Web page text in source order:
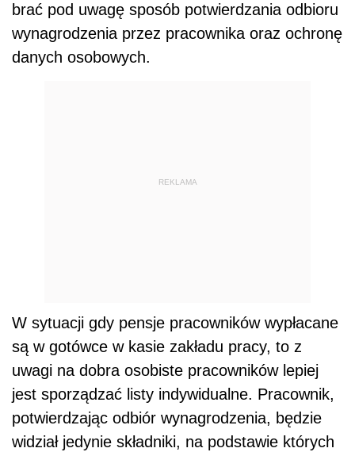
brać pod uwagę sposób potwierdzania odbioru
wynagrodzenia przez pracownika oraz ochronę
danych osobowych.
REKLAMA
W sytuacji gdy pensje pracowników wypłacane
są w gotówce w kasie zakładu pracy, to z
uwagi na dobra osobiste pracowników lepiej
jest sporządzać listy indywidualne. Pracownik,
potwierdzając odbiór wynagrodzenia, będzie
widział jedynie składniki, na podstawie których